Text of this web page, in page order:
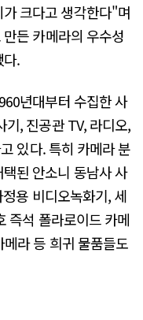
크다고 생각한다"며
든 카메라의 우수성
.
년대부터 수집한 사
기, 진공관 TV, 라디오,
있다. 특히 카메라 분
된 안소니 동남사 사
용 비디오녹화기, 세
즉석 폴라로이드 카메
라 등 희귀 물품들도